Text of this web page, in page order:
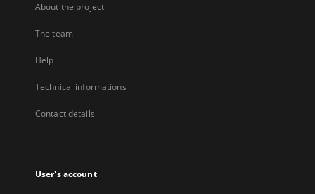
About the project
The team
Help
Technical informations
Contact details
User's account